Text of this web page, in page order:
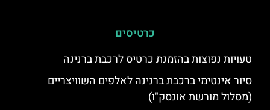
כרטיסים
טעויות נפוצות בהזמנת כרטיס לרכבת ברנינה
סיור אינטימי ברכבת ברנינה לאלפים השוויצריים
(מסלול מורשת אונסק"ו)